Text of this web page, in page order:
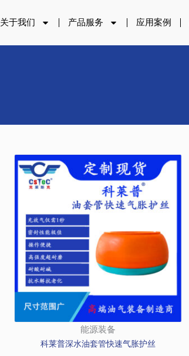
关于我们 产品服务 应用案例
能源装备
科莱普深水油套管快速气胀护丝